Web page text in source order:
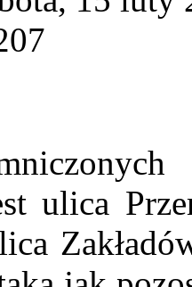
ulica